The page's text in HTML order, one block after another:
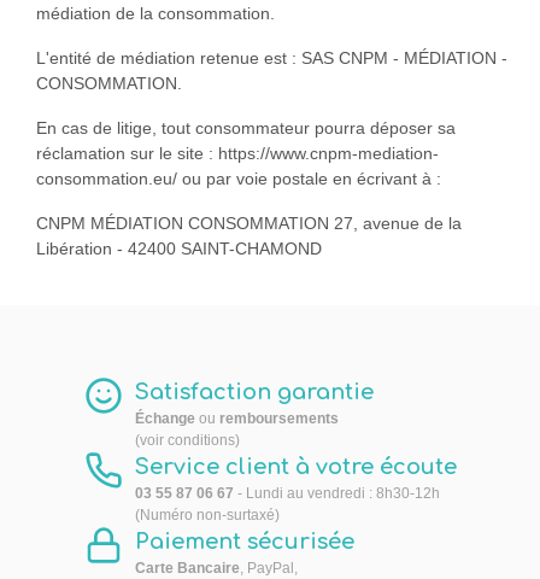
médiation de la consommation.
L'entité de médiation retenue est : SAS CNPM - MÉDIATION -
CONSOMMATION.
En cas de litige, tout consommateur pourra déposer sa
réclamation sur le site : https://www.cnpm-mediation-
consommation.eu/ ou par voie postale en écrivant à :
CNPM MÉDIATION CONSOMMATION 27, avenue de la
Libération - 42400 SAINT-CHAMOND
Satisfaction garantie
Échange ou remboursements
(voir conditions)
Service client à votre écoute
03 55 87 06 67 - Lundi au vendredi : 8h30-12h
(Numéro non-surtaxé)
Paiement sécurisée
Carte Bancaire, PayPal,